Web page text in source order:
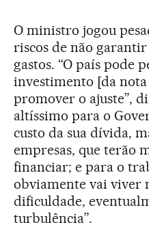
O ministro jogou
riscos de não
gastos. “O país pode
investimento [da nota
promover o ajuste”,
altíssimo para o
custo da sua dívida,
empresas, que terão
financiar; e para o
obviamente vai viver
dificuldade,
turbulência”.